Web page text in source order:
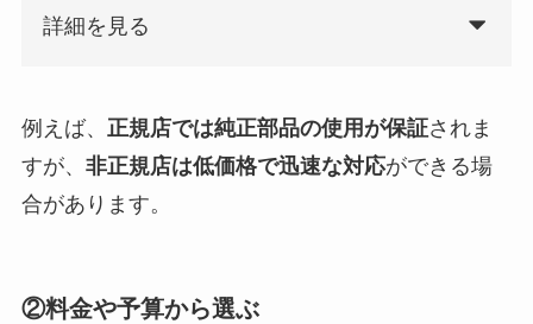
詳細を見る
例えば、 正規店では純正部品の使用が保証されま
すが、 非正規店は低価格で迅速な対応ができる場
合があります。
②料金や予算から選ぶ